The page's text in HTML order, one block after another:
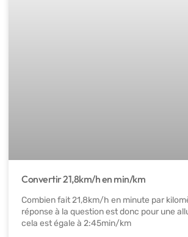
Convertir 21,8km/h en min/km
Combien fait 21,8km/h en minute par
réponse à la question est donc pour une
cela est égale à 2:45min/km